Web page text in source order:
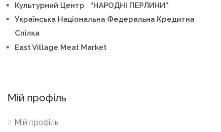
Культурний Центр “НАРОДНІ ПЕРЛИНИ”
Українська Національна Федеральна Кредитна
Спілка
East Village Meat Market
Мій профіль
Мій профіль